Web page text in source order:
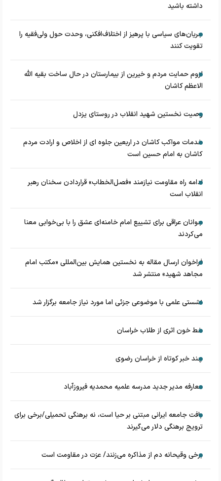
داشته باشید
جریان‌های سیاسی با پرهیز از اختلاف‌افکنی، وحدت حول ولی‌فقیه را
تقویت کنند
لزوم حمایت مردم و خیرین از بیمارستان در حال ساخت بقیه الله
الاعظم کاشان
وصیت نخستین شهید انقلاب در روستای یزدل
خدمات مواکب کاشان در اربعین جلوه ای از اخلاص و ارادت مردم
کاشان به امام حسین است
ادامه راه مقاومت نیازمند «فصل‌الخطاب» قراردادن سخنان رهبر
انقلاب است
جوانان عراقی برای تشییع امام خامنه‌ای عشق را با بی‌خوابی معنا
می‌کردند
فراخوان ارسال مقاله به نخستین همایش بین‌المللی «مکتب امام
مجاهد شهید» منتشر شد
نشستی علمی با موضوعی جزئی اما مورد نیاز جامعه برگزار شد
خط خون اثری از طلاب خراسان
چند خبر کوتاه از خراسان رضوی
معارفه مدیر جدید مدرسه علمیه محمدیه فیروزآباد
بافت جامعه ایرانی مبتنی بر حیا است، نه برهنگی تحمیلی/برخی برای
ترویج برهنگی دلار می‌گیرند
برخی وقیحانه دم از مذاکره می‌زنند/ عزت در مقاومت است